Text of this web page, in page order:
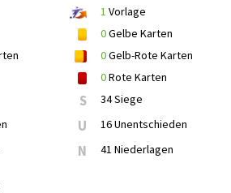
1 Vorlage
0Gelbe Karten
0Gelb-Rote Karten
0Rote Karten
S 34 Siege
U 16 Unentschieden
N 41 Niederlagen